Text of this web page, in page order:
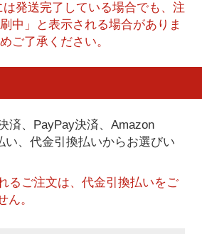
は発送完了している場合でも、注
中」と表示される場合がありま
ご了承ください。
済、PayPay決済、Amazon
い、代金引換払いからお選びい
るご注文は、代金引換払いをご
ん。